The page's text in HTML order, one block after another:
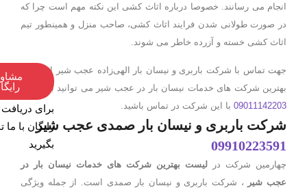
انجام می رسانند. خصوصا درباره اثاث کشی این نکته مهم است چرا که
در صورت طولانی شدن فرایند اثاث کشی، صاحب منزل و همینطور تیم
اثاث کشی خسته و آزرده خاطر می شوند.
جهت تماس با شرکت باربری و نیسان بار الهی‌زاده عجب شیر از لیست
بهترین شرکت های خدمات نیسان بار در عجب شیر می توانید با شماره
09011142203 با این شرکت در تماس باشید.
شرکت باربری و نیسان بار صمدی عجب شیر
09910223591
چهارمین شرکت در لیست بهترین شرکت های خدمات نیسان بار در
عجب شیر ، شرکت باربری و نیسان بار صمدی است. از جمله ویژگی
مشاوره
رایگان
برای دریافت
رایگان با ما تماس
بگیرید